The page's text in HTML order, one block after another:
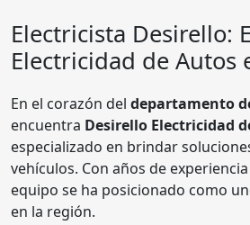
Electricista Desirello:
Electricidad de Autos
En el corazón del departamento
encuentra Desirello Electricidad
especializado en brindar
vehículos. Con años de
equipo se ha posicionado como
en la región.